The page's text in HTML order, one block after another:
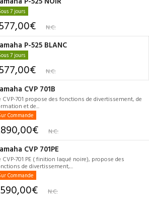
7 jours
N.C.
P-525 BLANC
7 jours
N.C.
CVP 701B
CVP-701 propose des fonctions de divertissement, de
et de...
Commande
N.C.
CVP 701PE
CVP-701 PE ( finition laqué noire), propose des
de divertissement,...
Commande
N.C.